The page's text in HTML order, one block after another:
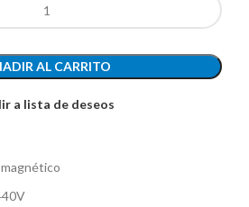
AL CARRITO
a lista de deseos